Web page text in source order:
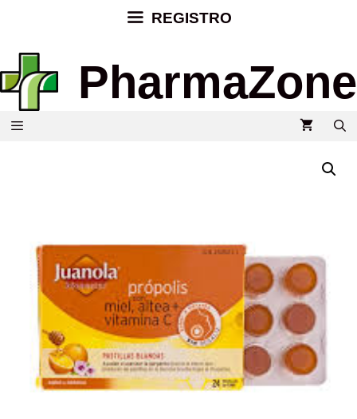
REGISTRO
PharmaZone